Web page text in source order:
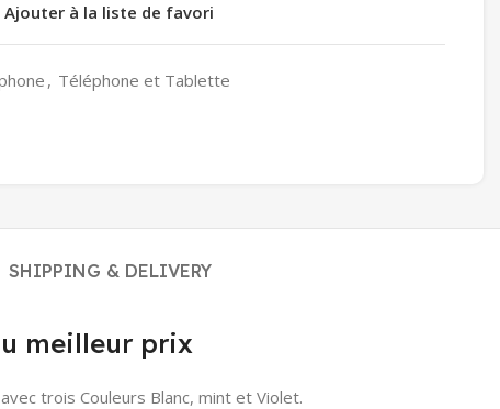
Ajouter à la liste de favori
, Téléphone et Tablette
SHIPPING & DELIVERY
meilleur prix
trois Couleurs Blanc, mint et Violet.